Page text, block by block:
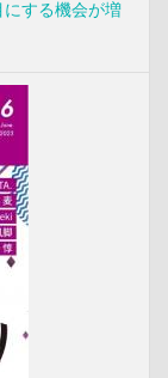
する機会が増